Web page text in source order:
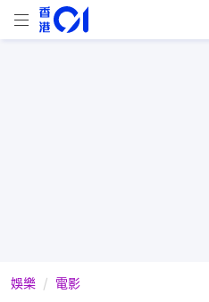
娛樂 電影